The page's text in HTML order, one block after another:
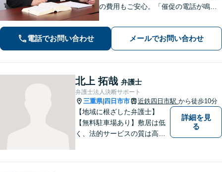
の費用もご安心。「催促の電話が鳴り
た」に対応できます。自己破産や任意
整理、個人再生など幅広い解決方法を
提示【完全個室で安心】
電話でお問い合わせ メールでお問い合わせ
北上 拓哉 弁護士
弁護士法人決断サポート
三重県| 四日市市 近鉄四日市駅 から徒歩10分
【地域に根ざした弁護士】
【無料駐車場あり】敷居は低
く、法的サービスの質は高く
詳細を見
る